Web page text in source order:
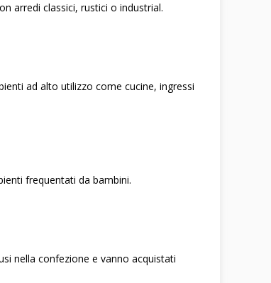
arredi classici, rustici o industrial.
ad alto utilizzo come cucine, ingressi
frequentati da bambini.
nella confezione e vanno acquistati